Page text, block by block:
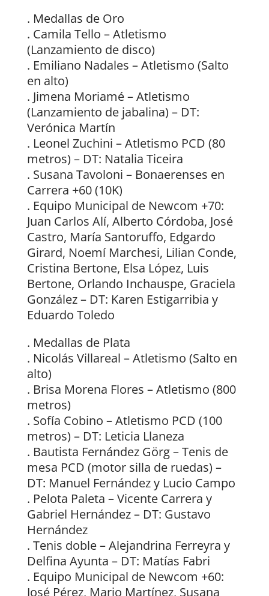
. Medallas de Oro
. Camila Tello – Atletismo
(Lanzamiento de disco)
. Emiliano Nadales – Atletismo (Salto
en alto)
. Jimena Moriamé – Atletismo
(Lanzamiento de jabalina) – DT:
Verónica Martín
. Leonel Zuchini – Atletismo PCD (80
metros) – DT: Natalia Ticeira
. Susana Tavoloni – Bonaerenses en
Carrera +60 (10K)
. Equipo Municipal de Newcom +70:
Juan Carlos Alí, Alberto Córdoba, José
Castro, María Santoruffo, Edgardo
Girard, Noemí Marchesi, Lilian Conde,
Cristina Bertone, Elsa López, Luis
Bertone, Orlando Inchauspe, Graciela
González – DT: Karen Estigarribia y
Eduardo Toledo
. Medallas de Plata
. Nicolás Villareal – Atletismo (Salto en
alto)
. Brisa Morena Flores – Atletismo (800
metros)
. Sofía Cobino – Atletismo PCD (100
metros) – DT: Leticia Llaneza
. Bautista Fernández Görg – Tenis de
mesa PCD (motor silla de ruedas) –
DT: Manuel Fernández y Lucio Campo
. Pelota Paleta – Vicente Carrera y
Gabriel Hernández – DT: Gustavo
Hernández
. Tenis doble – Alejandrina Ferreyra y
Delfina Ayunta – DT: Matías Fabri
. Equipo Municipal de Newcom +60:
José Pérez, Mario Martínez, Susana